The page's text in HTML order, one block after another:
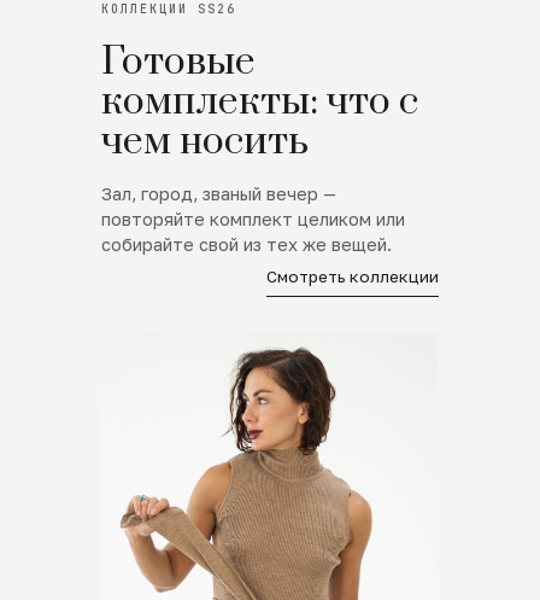
КОЛЛЕКЦИИ SS26
Готовые
комплекты: что с
чем носить
Зал, город, званый вечер —
повторяйте комплект целиком или
собирайте свой из тех же вещей.
Смотреть коллекции